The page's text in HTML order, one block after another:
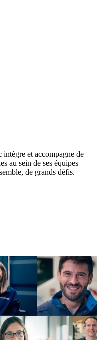
et accompagne de
au sein de ses équipes
de grands défis.